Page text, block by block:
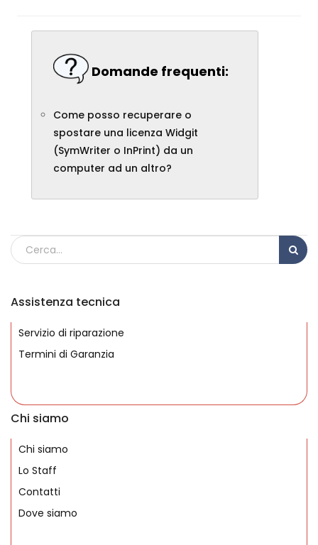
Domande frequenti:
Come posso recuperare o
spostare una licenza Widgit
(SymWriter o InPrint) da un
computer ad un altro?
Assistenza tecnica
Servizio di riparazione
Termini di Garanzia
Chi siamo
Chi siamo
Lo Staff
Contatti
Dove siamo